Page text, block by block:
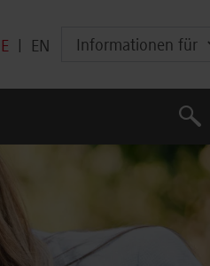
EN Informationen für
Suche